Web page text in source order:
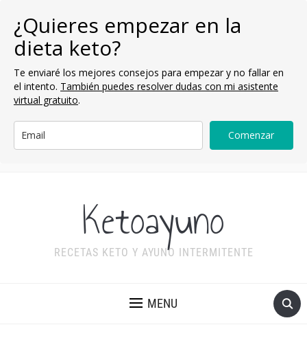
¿Quieres empezar en la
dieta keto?
Te enviaré los mejores consejos para empezar y no fallar en
el intento. También puedes resolver dudas con mi asistente
virtual gratuito.
Comenzar
Ketoayuno
RECETAS KETO Y AYUNO INTERMITENTE
MENU